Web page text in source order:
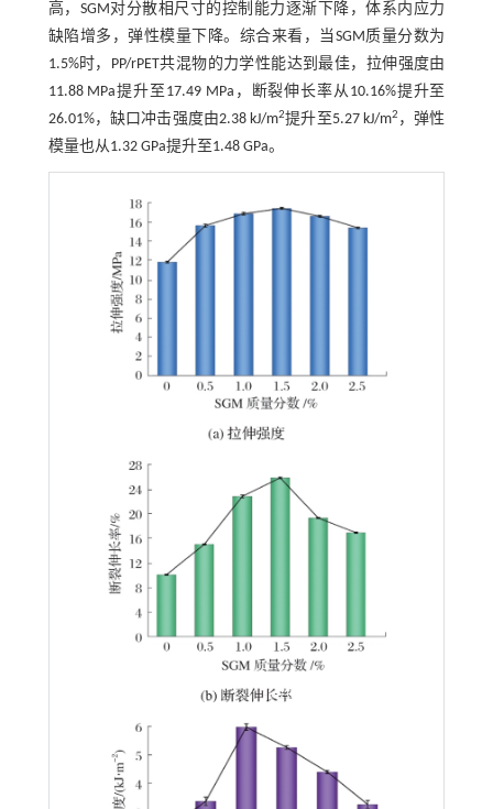
高，SGM对分散相尺寸的控制能力逐渐下降，体系内应力
缺陷增多，弹性模量下降。综合来看，当SGM质量分数为
1.5%时，PP/rPET共混物的力学性能达到最佳，拉伸强度由
11.88 MPa提升至17.49 MPa，断裂伸长率从10.16%提升至
26.01%，缺口冲击强度由2.38 kJ/m2提升至5.27 kJ/m2 ，弹性
模量也从1.32 GPa提升至1.48 GPa。